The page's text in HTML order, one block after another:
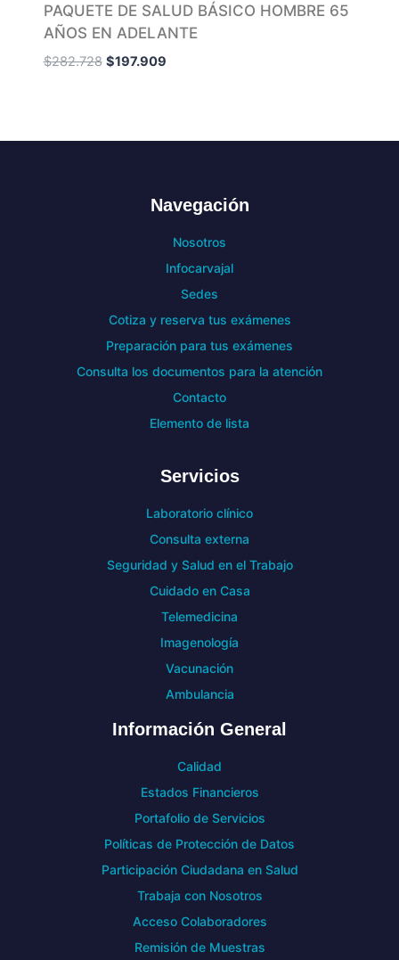
PAQUETE DE SALUD BÁSICO HOMBRE 65
AÑOS EN ADELANTE
$282.728 $197.909
Navegación
Nosotros
Infocarvajal
Sedes
Cotiza y reserva tus exámenes
Preparación para tus exámenes
Consulta los documentos para la atención
Contacto
Elemento de lista
Servicios
Laboratorio clínico
Consulta externa
Seguridad y Salud en el Trabajo
Cuidado en Casa
Telemedicina
Imagenología
Vacunación
Ambulancia
Información General
Calidad
Estados Financieros
Portafolio de Servicios
Políticas de Protección de Datos
Participación Ciudadana en Salud
Trabaja con Nosotros
Acceso Colaboradores
Remisión de Muestras